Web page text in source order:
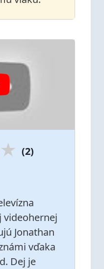
★ (2)
videohernej
Jonathan
vďaka
Dej je